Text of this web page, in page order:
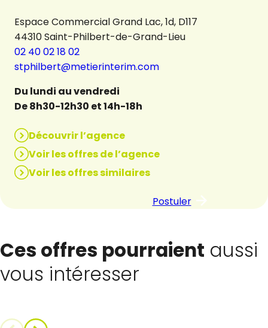
Espace Commercial Grand Lac, 1d, D117
44310 Saint-Philbert-de-Grand-Lieu
02 40 02 18 02
stphilbert@metierinterim.com
Du lundi au vendredi
De 8h30-12h30 et 14h-18h
Découvrir l’agence
Voir les offres de l’agence
Voir les offres similaires
Postuler
Ces offres pourraient aussi
vous intéresser